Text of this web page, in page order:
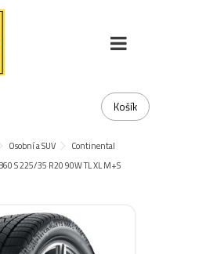
Košík
Osobní a SUV
Continental
S 225/35 R20 90W TL XL M+S